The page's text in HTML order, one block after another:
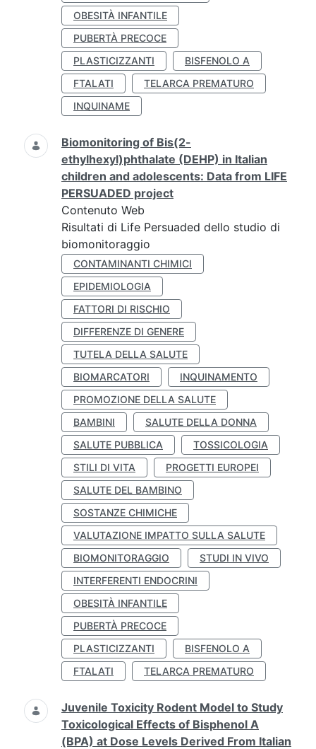
OBESITÀ INFANTILE
PUBERTÀ PRECOCE
PLASTICIZZANTI
BISFENOLO A
FTALATI
TELARCA PREMATURO
INQUINAME
Biomonitoring of Bis(2-
ethylhexyl)phthalate (DEHP) in Italian
children and adolescents: Data from LIFE
PERSUADED project
Contenuto Web
Risultati di Life Persuaded dello studio di
biomonitoraggio
CONTAMINANTI CHIMICI
EPIDEMIOLOGIA
FATTORI DI RISCHIO
DIFFERENZE DI GENERE
TUTELA DELLA SALUTE
BIOMARCATORI
INQUINAMENTO
PROMOZIONE DELLA SALUTE
BAMBINI
SALUTE DELLA DONNA
SALUTE PUBBLICA
TOSSICOLOGIA
STILI DI VITA
PROGETTI EUROPEI
SALUTE DEL BAMBINO
SOSTANZE CHIMICHE
VALUTAZIONE IMPATTO SULLA SALUTE
BIOMONITORAGGIO
STUDI IN VIVO
INTERFERENTI ENDOCRINI
OBESITÀ INFANTILE
PUBERTÀ PRECOCE
PLASTICIZZANTI
BISFENOLO A
FTALATI
TELARCA PREMATURO
Juvenile Toxicity Rodent Model to Study
Toxicological Effects of Bisphenol A
(BPA) at Dose Levels Derived From Italian